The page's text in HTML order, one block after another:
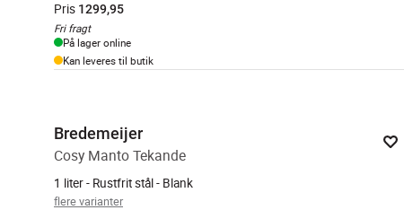
Pris 1299,95
Fri fragt
På lager online
Kan leveres til butik
Bredemeijer
Cosy Manto Tekande
1 liter - Rustfrit stål - Blank
flere varianter